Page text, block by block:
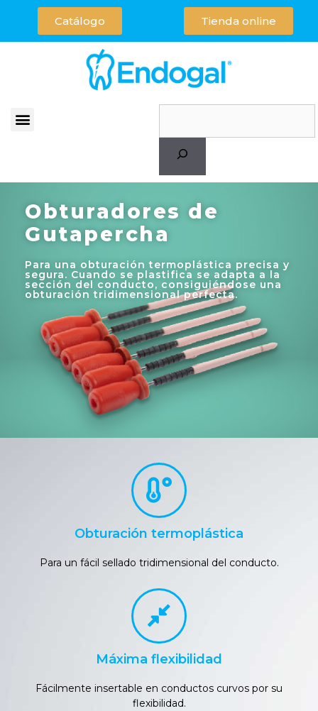
Catálogo Tienda online
Obturadores de
Gutapercha
Para una obturación termoplástica precisa y
segura. Cuando se plastifica se adapta a la
sección del conducto, consiguiéndose una
obturación tridimensional perfecta.
Obturación termoplástica
Para un fácil sellado tridimensional del conducto.
Máxima flexibilidad
Fácilmente insertable en conductos curvos por su
flexibilidad.